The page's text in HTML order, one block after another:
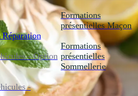
- Option
-
Formations
présentielles Maçon
Formations
présentielles
Sommellerie